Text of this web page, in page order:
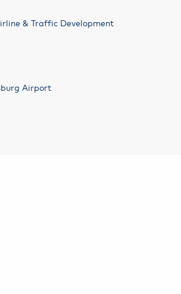
& Traffic Development
Airport